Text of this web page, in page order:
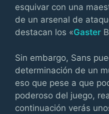
esquivar con una
de un arsenal de
destacan los «Gaster
Sin embargo, Sans
determinación de un
eso que pese a que
poderoso del juego,
continuación verás